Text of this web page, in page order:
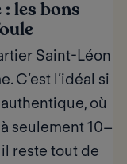
les bons
Saint-Léon
C’est l’idéal si
où
seulement 10–
reste tout de